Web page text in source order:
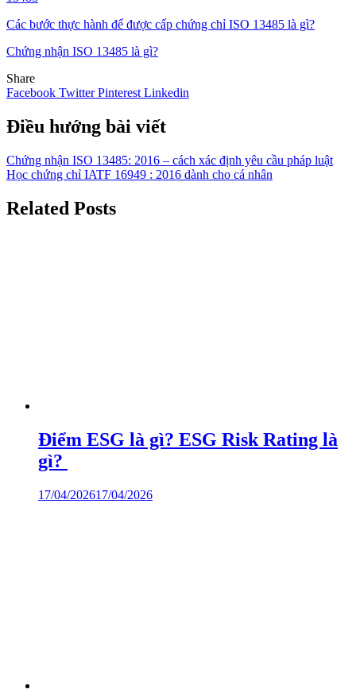
Các bước thực hành để được cấp chứng chỉ ISO 13485 là gì?
Chứng nhận ISO 13485 là gì?
Share
Facebook TwitterPinterest Linkedin
Điều hướng bài viết
Chứng nhận ISO 13485: 2016 – cách xác định yêu cầu pháp luật
Học chứng chỉ IATF 16949 : 2016 dành cho cá nhân
Related Posts
Điểm ESG là gì? ESG Risk Rating là
gì?
17/04/202617/04/2026